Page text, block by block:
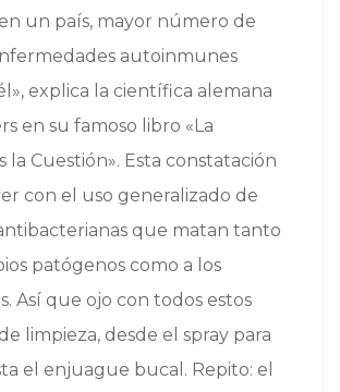
un país, mayor número de
autoinmunes
explica la científica alemana
en su famoso libro «La
la Cuestión». Esta constatación
con el uso generalizado de
que matan tanto
patógenos como a los
Así que ojo con todos estos
limpieza, desde el spray para
el enjuague bucal. Repito: el